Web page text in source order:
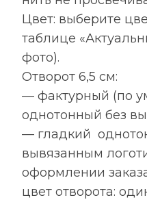
Цвет: выберите
таблице
фото).
Отворот 6,5 см:
— фактурный (по
однотонный без
— гладкий
вывязанным
оформлении
цвет отворота: